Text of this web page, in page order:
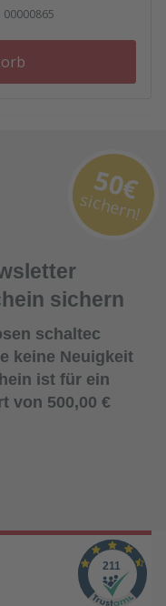
00000865
sichern
schaltec
keine Neuigkeit
ist für ein
von 500,00 €
50€
sichern!